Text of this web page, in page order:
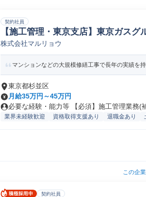
契約社員
【施工管理・東京支店】東京ガス
築施工管理
株式会社マルリョウ
マンションなどの大規模修繕工事で長年の実績を
東京都杉並区
月給35万円～45万円
必要な経験・能力等 【必須】施工管理業務(
業界未経験歓迎 資格取得支援あり 退職金あり
この企
契約社員